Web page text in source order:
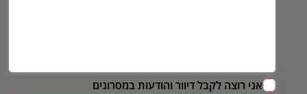
אני רוצה לקבל דיוור והודעות במסרונים